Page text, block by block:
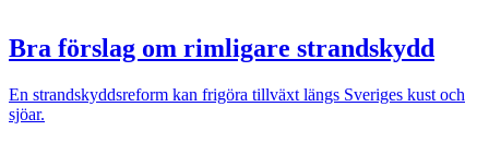
Bra förslag om rimligare strandskydd
En strandskyddsreform kan frigöra tillväxt längs Sveriges kust och
sjöar.